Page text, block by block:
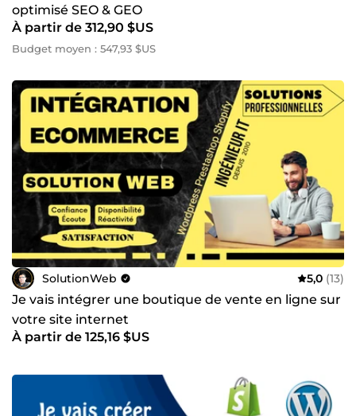
optimisé SEO & GEO
À partir de 312,90 $US
Budget moyen : 547,93 $US
SolutionWeb 5,0 (13)
Je vais intégrer une boutique de vente en ligne sur
votre site internet
À partir de 125,16 $US